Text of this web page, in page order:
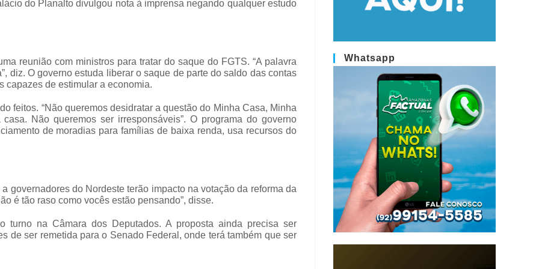
do Planalto divulgou nota à imprensa negando qualquer estudo
reunião com ministros para tratar do saque do FGTS. “A palavra
diz. O governo estuda liberar o saque de parte do saldo das contas
capazes de estimular a economia.
feitos. “Não queremos desidratar a questão do Minha Casa, Minha
Não queremos ser irresponsáveis”. O programa do governo
de moradias para famílias de baixa renda, usa recursos do
governadores do Nordeste terão impacto na votação da reforma da
é tão raso como vocês estão pensando”, disse.
turno na Câmara dos Deputados. A proposta ainda precisa ser
de ser remetida para o Senado Federal, onde terá também que ser
Whatsapp